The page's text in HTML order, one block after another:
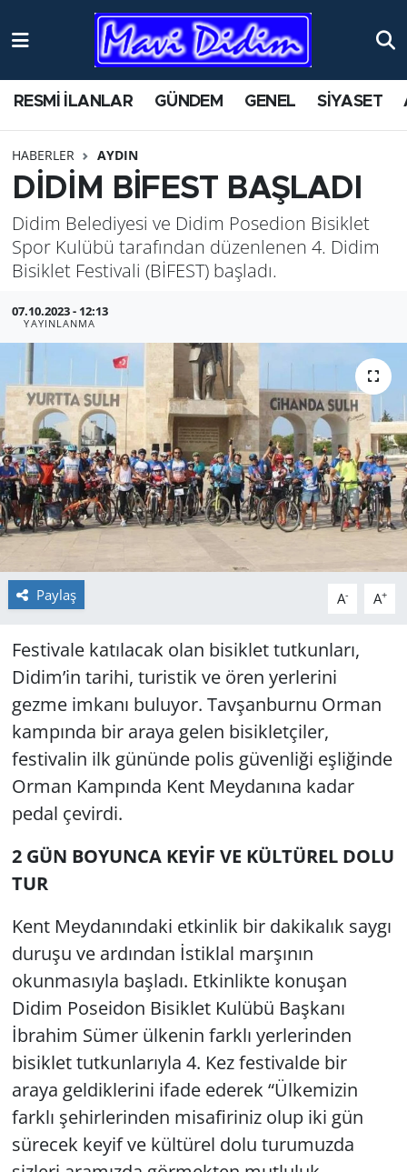
RESMİ İLANLAR GÜNDEM GENEL SİYASET
HABERLER AYDIN
DİDİM BİFEST BAŞLADI
Didim Belediyesi ve Didim Posedion Bisiklet
Spor Kulübü tarafından düzenlenen 4. Didim
Bisiklet Festivali (BİFEST) başladı.
07.10.2023 - 12:13
YAYINLANMA
Paylaş A- A+
Festivale katılacak olan bisiklet tutkunları,
Didim’in tarihi, turistik ve ören yerlerini
gezme imkanı buluyor. Tavşanburnu Orman
kampında bir araya gelen bisikletçiler,
festivalin ilk gününde polis güvenliği eşliğinde
Orman Kampında Kent Meydanına kadar
pedal çevirdi.
2 GÜN BOYUNCA KEYİF VE KÜLTÜREL DOLU
TUR
Kent Meydanındaki etkinlik bir dakikalık saygı
duruşu ve ardından İstiklal marşının
okunmasıyla başladı. Etkinlikte konuşan
Didim Poseidon Bisiklet Kulübü Başkanı
İbrahim Sümer ülkenin farklı yerlerinden
bisiklet tutkunlarıyla 4. Kez festivalde bir
araya geldiklerini ifade ederek “Ülkemizin
farklı şehirlerinden misafiriniz olup iki gün
sürecek keyif ve kültürel dolu turumuzda
ANTİK YERLER
AYDIN
ÇEVRE
EKONOMİ
GENEL
GÜNDEM
HABERDE İNSAN
KÜLTÜR SANAT
MAGAZİN
RESMİ İLANLAR
SAĞLIK
SİYASET
SPOR
Yerel
Nöbetçi Eczaneler
Namaz Vakitleri
Süper Lig Puan Durumu ve Fikstür
Son Dakika Haberleri
Haber Arşivi